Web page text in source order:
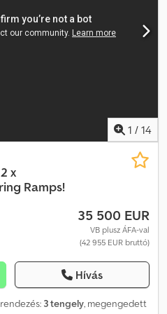
1 / 14
x
Ramps!
35 500 EUR
VB plusz ÁFA-val
(42 955 EUR bruttó)
Hívás
3 tengely, megengedett